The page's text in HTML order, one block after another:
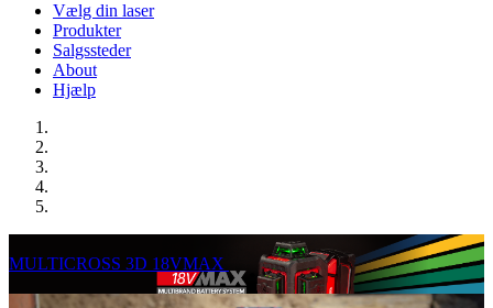
Vælg din laser
Produkter
Salgssteder
About
Hjælp
MULTICROSS 3D 18VMAX